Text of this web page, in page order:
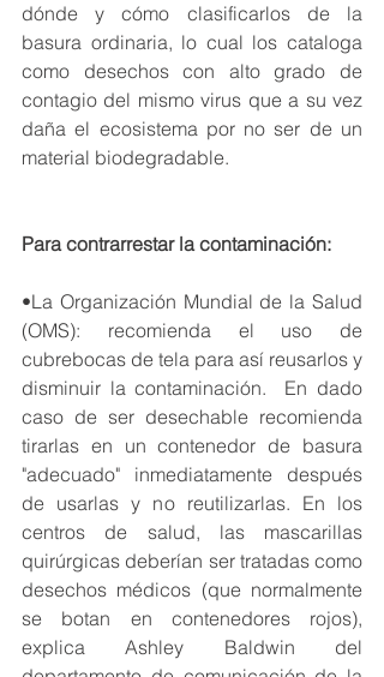
dónde y cómo clasificarlos de la
basura ordinaria, lo cual los cataloga
como desechos con alto grado de
contagio del mismo virus que a su vez
daña el ecosistema por no ser de un
material biodegradable.
Para contrarrestar la contaminación:
•La Organización Mundial de la Salud
(OMS): recomienda el uso de
cubrebocas de tela para así reusarlos y
disminuir la contaminación.  En dado
caso de ser desechable recomienda
tirarlas en un contenedor de basura
"adecuado" inmediatamente después
de usarlas y no reutilizarlas. En los
centros de salud, las mascarillas
quirúrgicas deberían ser tratadas como
desechos médicos (que normalmente
se botan en contenedores rojos),
explica Ashley Baldwin del